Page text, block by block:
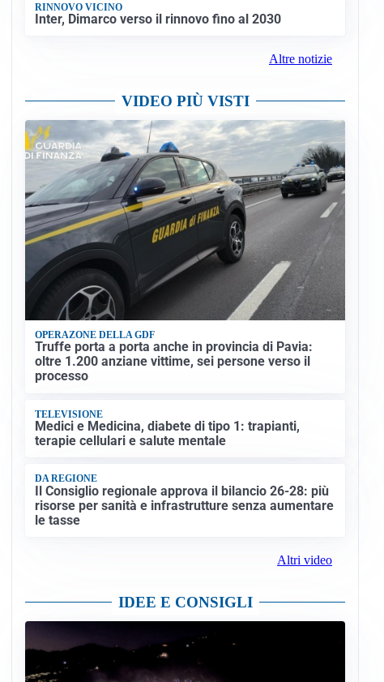
RINNOVO VICINO
Inter, Dimarco verso il rinnovo fino al 2030
Altre notizie
VIDEO PIÙ VISTI
OPERAZONE DELLA GDF
Truffe porta a porta anche in provincia di Pavia:
oltre 1.200 anziane vittime, sei persone verso il
processo
TELEVISIONE
Medici e Medicina, diabete di tipo 1: trapianti,
terapie cellulari e salute mentale
DA REGIONE
Il Consiglio regionale approva il bilancio 26-28: più
risorse per sanità e infrastrutture senza aumentare
le tasse
Altri video
IDEE E CONSIGLI